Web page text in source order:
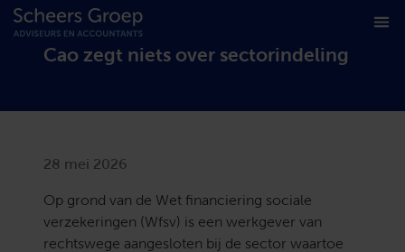
Cao zegt niets over sectorindeling
28 mei 2026
Op grond van de Wet financiering sociale
verzekeringen (Wfsv) is een werkgever van
rechtswege aangesloten bij de sector waartoe